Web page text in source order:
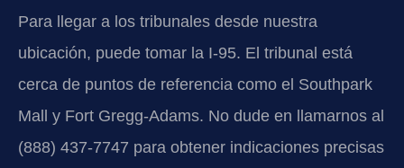
Para llegar a los tribunales desde nuestra
ubicación, puede tomar la I-95. El tribunal está
cerca de puntos de referencia como el Southpark
Mall y Fort Gregg-Adams. No dude en llamarnos al
(888) 437-7747 para obtener indicaciones precisas